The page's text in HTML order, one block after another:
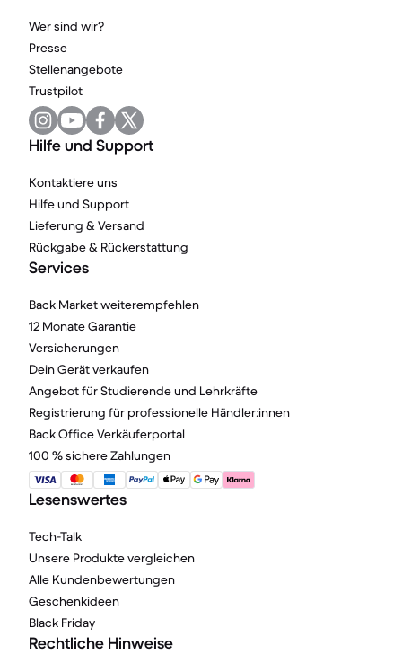
Wer sind wir?
Presse
Stellenangebote
Trustpilot
Hilfe und Support
Kontaktiere uns
Hilfe und Support
Lieferung & Versand
Rückgabe & Rückerstattung
Services
Back Market weiterempfehlen
12 Monate Garantie
Versicherungen
Dein Gerät verkaufen
Angebot für Studierende und Lehrkräfte
Registrierung für professionelle Händler:innen
Back Office Verkäuferportal
100 % sichere Zahlungen
Lesenswertes
Tech-Talk
Unsere Produkte vergleichen
Alle Kundenbewertungen
Geschenkideen
Black Friday
Rechtliche Hinweise